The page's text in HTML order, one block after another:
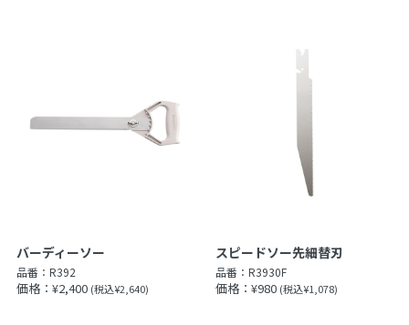
バーディーソー
品番： R392
価格：¥2,400 (税込¥2,640)
スピードソー先細替刃
品番：R3930F
価格：¥980 (税込¥1,078)